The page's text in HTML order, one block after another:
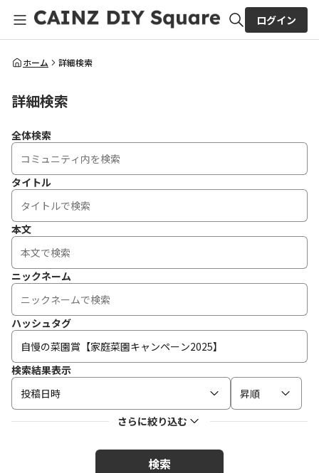
全体検索
ログイン
ホーム 詳細検索
詳細検索
全体検索
タイトル
本文
ニックネーム
ハッシュタグ
検索結果表示
投稿日時
昇順
さらに絞り込む
検索